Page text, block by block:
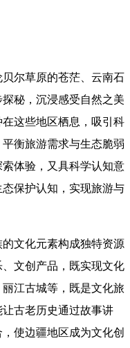
尔草原的苍茫、云南石
秘，沉浸感受自然之美
这些地区栖息，吸引科
衡旅游需求与生态脆弱
体验，又具科学认知意
保护认知，实现旅游与
文化元素构成独特资源
文创产品，既实现文化
江古城等，既是文化旅
古老历史通过故事讲
使边疆地区成为文化创